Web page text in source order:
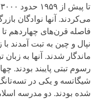
می‌کردند. آنها نوادگان
فاصله قرن‌های چهاردهم تا
نپال و چین به تبت آمدند با
ماندگار شدند. آنها به
رسوم تبتی پایبند بودند.
شیگاتسه و یکی در
شده بودند. دو مدرسه